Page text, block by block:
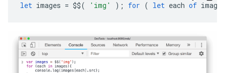
let images = $$( 'img' ); for ( let each of images